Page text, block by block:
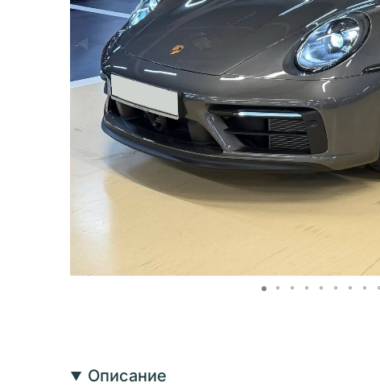
Описание